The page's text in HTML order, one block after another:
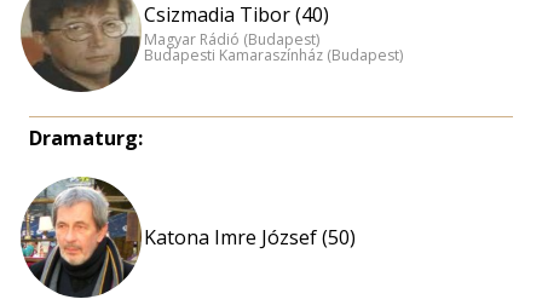
Csizmadia Tibor (40)
Magyar Rádió (Budapest)
Budapesti Kamaraszínház (Budapest)
Dramaturg:
Katona Imre József (50)